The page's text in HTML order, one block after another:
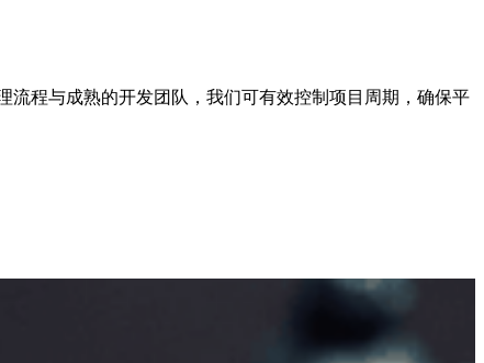
程与成熟的开发团队，我们可有效控制项目周期，确保平